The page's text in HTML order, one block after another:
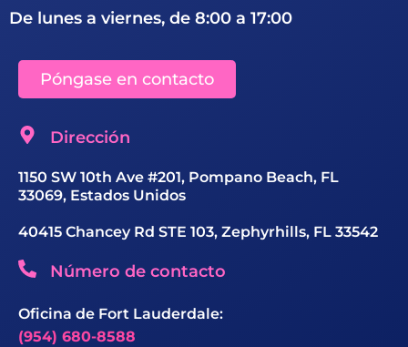
De lunes a viernes, de 8:00 a 17:00
Póngase en contacto
Dirección
1150 SW 10th Ave #201, Pompano Beach, FL
33069, Estados Unidos
40415 Chancey Rd STE 103, Zephyrhills, FL 33542
Número de contacto
Oficina de Fort Lauderdale:
(954) 680-8588